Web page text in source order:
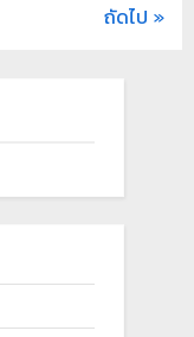
ถัดไป